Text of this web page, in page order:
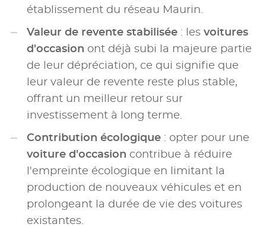
établissement du réseau Maurin.
Valeur de revente stabilisée : les voitures
d'occasion ont déjà subi la majeure partie
de leur dépréciation, ce qui signifie que
leur valeur de revente reste plus stable,
offrant un meilleur retour sur
investissement à long terme.
Contribution écologique : opter pour une
voiture d'occasion contribue à réduire
l'empreinte écologique en limitant la
production de nouveaux véhicules et en
prolongeant la durée de vie des voitures
existantes.